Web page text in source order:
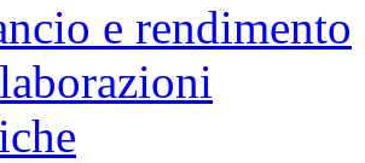
e rendimento